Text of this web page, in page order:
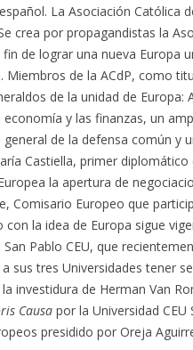
La Asociación Católica
crea por propagandistas la
de lograr una nueva Europa
Miembros de la ACdP, como
de la unidad de
y las finanzas, un
general de la defensa común y
Castiella, primer
la apertura de
Comisario Europeo que
la idea de Europa sigue
San Pablo CEU, que
sus tres Universidades tener
investidura de Herman Van
Causa por la Universidad
presidido por Oreja